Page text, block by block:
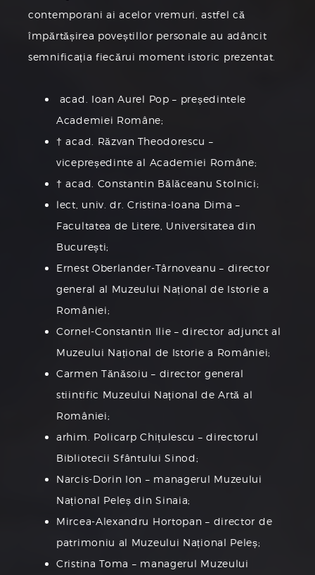
contemporani ai acelor vremuri, astfel că
împărtășirea poveștillor personale au adâncit
semnificația fiecărui moment istoric prezentat.
acad. Ioan Aurel Pop – președintele
Academiei Române;
† acad. Răzvan Theodorescu –
vicepreședinte al Academiei Române;
† acad. Constantin Bălăceanu Stolnici;
lect, univ. dr. Cristina-Ioana Dima –
Facultatea de Litere, Universitatea din
București;
Ernest Oberlander-Târnoveanu – director
general al Muzeului Național de Istorie a
României;
Cornel-Constantin Ilie – director adjunct al
Muzeului Național de Istorie a României;
Carmen Tănăsoiu – director general
stiintific Muzeului Național de Artă al
României;
arhim. Policarp Chițulescu – directorul
Bibliotecii Sfântului Sinod;
Narcis-Dorin Ion – managerul Muzeului
Național Peleș din Sinaia;
Mircea-Alexandru Hortopan – director de
patrimoniu al Muzeului Național Peleș;
Cristina Toma – managerul Muzeului